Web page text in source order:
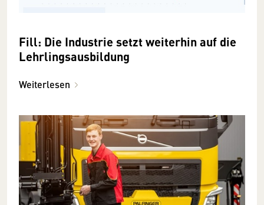
Fill: Die Industrie setzt weiterhin auf die
Lehrlingsausbildung
Weiterlesen